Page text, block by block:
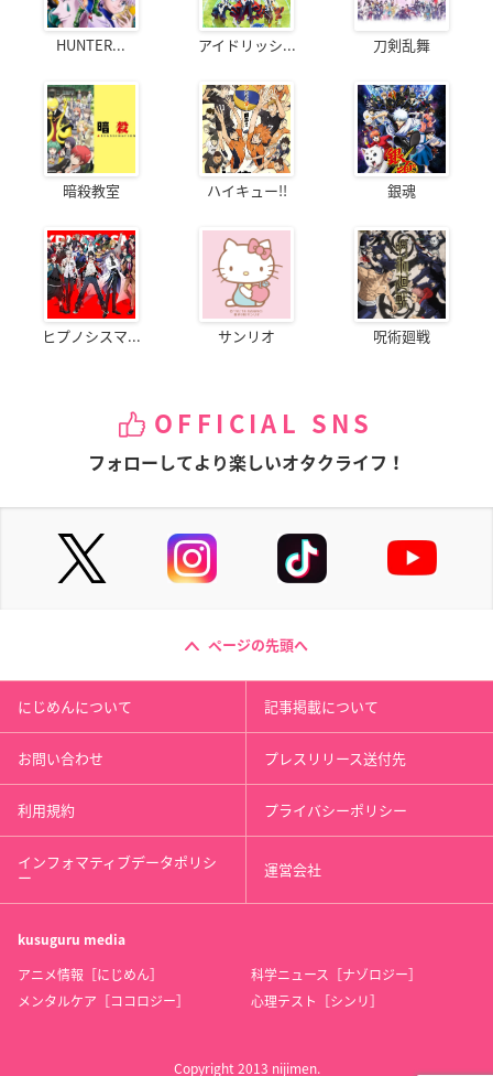
HUNTER... アイドリッシ... 刀剣乱舞
暗殺教室 ハイキュー!! 銀魂
ヒプノシスマ... サンリオ 呪術廻戦
OFFICIAL SNS
フォローしてより楽しいオタクライフ！
ページの先頭へ
にじめんについて 記事掲載について
お問い合わせ プレスリリース送付先
利用規約 プライバシーポリシー
インフォマティブデータポリシ
ー 運営会社
kusuguru media
アニメ情報［にじめん］
科学ニュース［ナゾロジー］
メンタルケア［ココロジー］
心理テスト［シンリ］
Copyright 2013 nijimen.